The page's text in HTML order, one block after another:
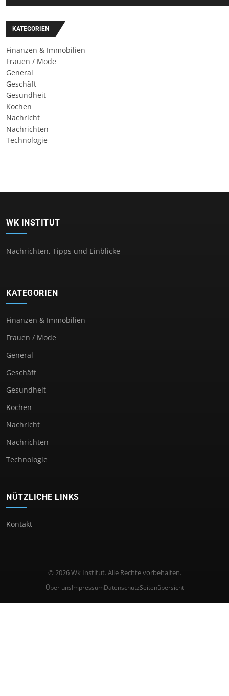
KATEGORIEN
Finanzen & Immobilien
Frauen / Mode
General
Geschäft
Gesundheit
Kochen
Nachricht
Nachrichten
Technologie
WK INSTITUT
Nachrichten, Tipps und Einblicke
KATEGORIEN
Finanzen & Immobilien
Frauen / Mode
General
Geschäft
Gesundheit
Kochen
Nachricht
Nachrichten
Technologie
NÜTZLICHE LINKS
Kontakt
© 2026 Wk Institut. Alle Rechte vorbehalten.
Über unsImpressumDatenschutzSeitenübersicht